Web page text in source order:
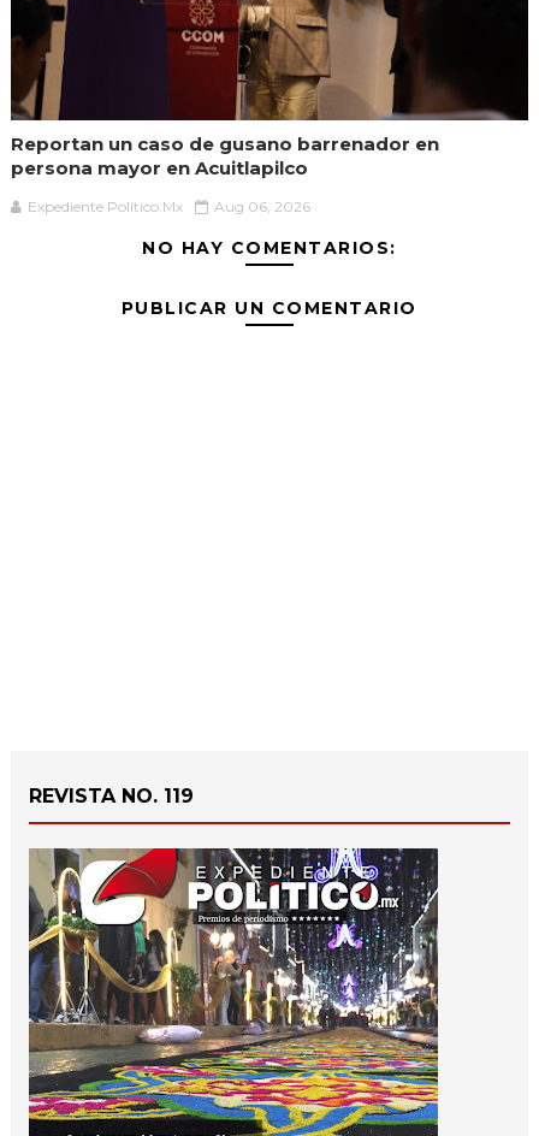
Reportan un caso de gusano barrenador en
persona mayor en Acuitlapilco
Expediente Político.Mx Aug 06, 2026
NO HAY COMENTARIOS:
PUBLICAR UN COMENTARIO
REVISTA NO. 119